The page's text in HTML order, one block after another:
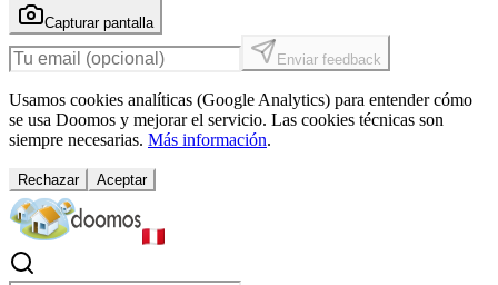
Capturar pantalla
Enviar feedback
Usamos cookies analíticas (Google Analytics) para entender cómo
se usa Doomos y mejorar el servicio. Las cookies técnicas son
siempre necesarias. Más información.
Rechazar Aceptar